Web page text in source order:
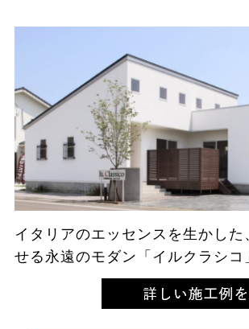
イタリアのエッセンスを生かした
せる永遠のモダン「イルクラシコ